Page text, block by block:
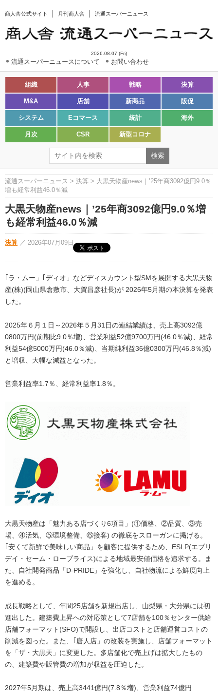
商人舎公式サイト 月刊商人舎 流通スーパーニュース
2026.08.07 (Fri)
流通スーパーニュースについて お問い合わせ
組織 人事 戦略 決算
M&A 店舗 新商品 販促
システム Eコマース 統計 海外
月次 CSR 新型コロナ
流通スーパーニュース > 決算 > 大黒天物産news｜’25年商3092億円9.0％
増も経常利益46.0％減
大黒天物産news｜’25年商3092億円9.0％増
も経常利益46.0％減
決算 ／ 2026年07月09日
｢ラ・ムー」｢ディオ」などディスカウント型SMを展開する大黒天物
産(株)(岡山県倉敷市、大賀昌彦社長)が 2026年5月期の本決算を発表
した。
2025年６月１日～2026年５月31日の連結業績は、売上高3092億
0800万円(前期比9.0％増)、営業利益52億9700万円(46.0％減)、経常
利益54億5000万円(46.0％減)、当期純利益36億0300万円(46.8％減)
と増収、大幅な減益となった。
営業利益率1.7％、経常利益率1.8％。
大黒天物産は「魅力ある店づくり6項目」(①価格、②品質、③売
場、④活気、⑤環境整備、⑥接客) の徹底をスローガンに掲げる。
｢安くて新鮮で美味しい商品」を顧客に提供するため、ESLP(エブリ
デイ・セーム・ロープライス)による地域最安値価格を追求する。ま
た、自社開発商品「D-PRIDE」を強化し、自社物流による鮮度向上
を進める。
成長戦略として、年間25店舗を新規出店し、山梨県・大分県には初
進出した。建築費上昇への対応策として7店舗を100％センター供給
店舗フォーマット(SFO)で開設し、出店コストと店舗運営コストの
削減を図った。また、｢唐人店」の改装を実施し、店舗フォーマット
を「ザ・大黒天」に変更した。多店舗化で売上げは拡大したもの
の、建築費や販管費の増加が収益を圧迫した。
2027年5月期は、売上高3441億円(7.8％増)、営業利益74億円